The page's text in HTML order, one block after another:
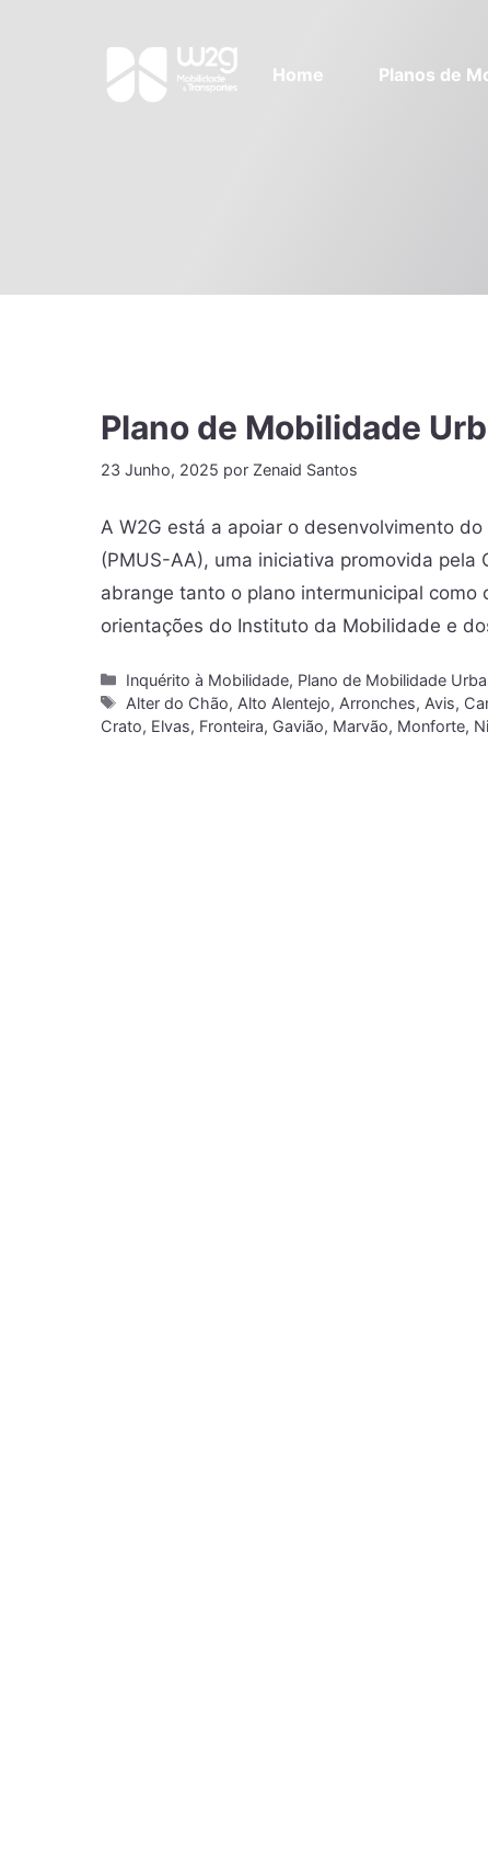
Home Planos de
Plano de Mobilidade
23 Junho, 2025 por Zenaid Santos
A W2G está a apoiar o desenvolvimento
(PMUS-AA), uma iniciativa promovida
abrange tanto o plano intermunicipal como
orientações do Instituto da Mobilidade e
Inquérito à Mobilidade, Plano de Mobilidade
Alter do Chão, Alto Alentejo, Arronches, Avis,
Crato, Elvas, Fronteira, Gavião, Marvão, Monforte,